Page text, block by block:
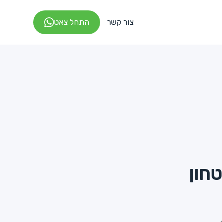
צור קשר התחל צאט